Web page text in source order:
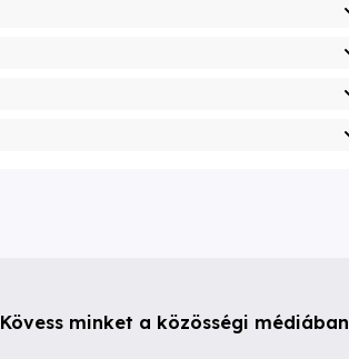
Kövess minket a közösségi médiában